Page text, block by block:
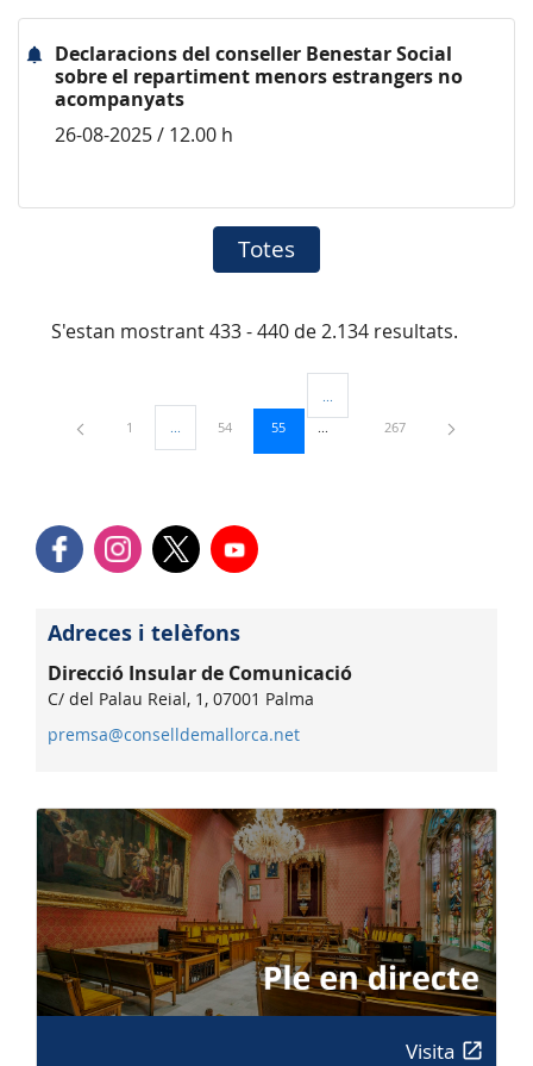
Declaracions del conseller Benestar Social
sobre el repartiment menors estrangers no
acompanyats
26-08-2025 / 12.00 h
Totes
S'estan mostrant 433 - 440 de 2.134 resultats.
Pàgina
1 ...Pàgines intermèdies Utilitzeu TAB per navegar.
Pàgina
54 Pàgina
55
Pàgines intermèdies Utilitzeu
Pàgina
267
Adreces i telèfons
Direcció Insular de Comunicació
C/ del Palau Reial, 1, 07001 Palma
premsa@conselldemallorca.net
Visita